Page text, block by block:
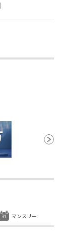
マンスリー